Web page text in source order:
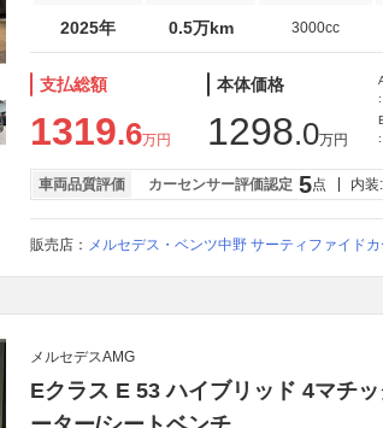
2025年 0.5万km 3000cc
支払総額
1319.6万円
本体価格
1298.0万円
車両品質評価 カーセンサー評価認定 5点 内装:
販売店： メルセデス・ベンツ中野 サーティファイド
メルセデスAMG
Eクラス E 53 ハイブリッド 4マチ